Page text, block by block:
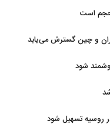
است
و چین گسترش می‌یابد
شود
روسیه تسهیل شود